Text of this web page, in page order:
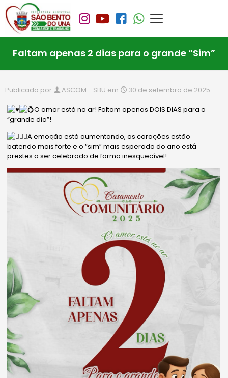
Faltam apenas 2 dias para o grande “Sim”
Publicado por ASCOM - SBU em 30 de setembro de 2025
O amor está no ar! Faltam apenas DOIS DIAS para o
“grande dia”!
A emoção está aumentando, os corações estão
batendo mais forte e o “sim” mais esperado do ano está
prestes a ser celebrado de forma inesquecível!